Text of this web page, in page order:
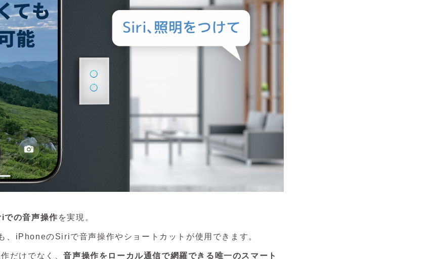
での音声操作 を実現。
、iPhoneのSiriで音声操作やショートカットが使用できます。
だけでなく、音声操作をローカル通信で網羅できる唯一のスマート